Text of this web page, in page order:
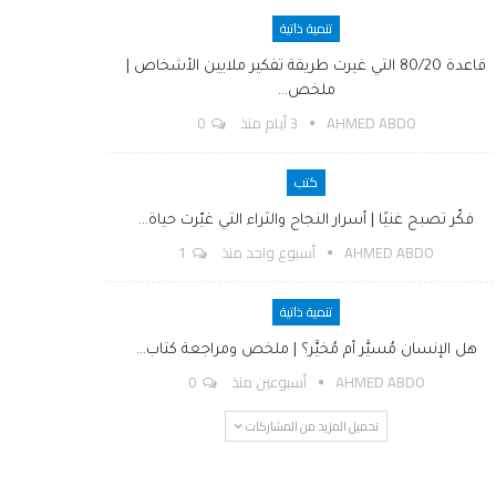
تنمية ذاتية
قاعدة 80/20 التي غيرت طريقة تفكير ملايين الأشخاص |
ملخص…
AHMED ABDO 3 أيام منذ 0
كتب
فكّر تصبح غنيًا | أسرار النجاح والثراء التي غيّرت حياة…
AHMED ABDO أسبوع واحد منذ
تنمية ذاتية
هل الإنسان مُسيَّر أم مُخيَّر؟ | ملخص ومراجعة كتاب…
AHMED ABDO أسبوعين منذ 0
تحميل المزيد من المشاركات